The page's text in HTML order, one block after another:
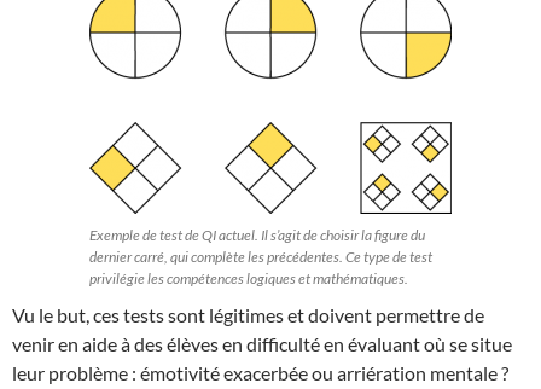
Exemple de test de QI actuel. Il s’agit de choisir la figure du
dernier carré, qui complète les précédentes. Ce type de test
privilégie les compétences logiques et mathématiques.
Vu le but, ces tests sont légitimes et doivent permettre de
venir en aide à des élèves en difficulté en évaluant où se situe
leur problème : émotivité exacerbée ou arriération mentale ?